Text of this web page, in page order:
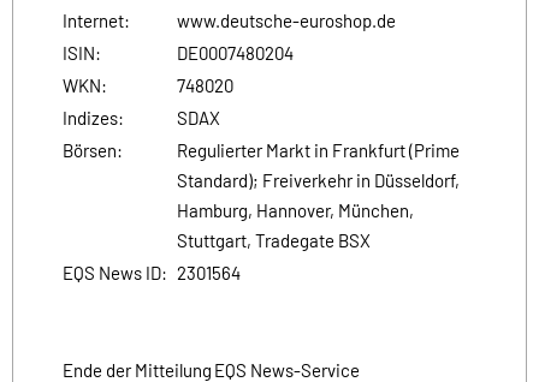
Internet:
www.deutsche-euroshop.de
ISIN:
DE0007480204
WKN:
748020
Indizes:
SDAX
Börsen:
Regulierter Markt in Frankfurt (Prime
Standard); Freiverkehr in Düsseldorf,
Hamburg, Hannover, München,
Stuttgart, Tradegate BSX
EQS News ID: 2301564
Ende der Mitteilung EQS News-Service